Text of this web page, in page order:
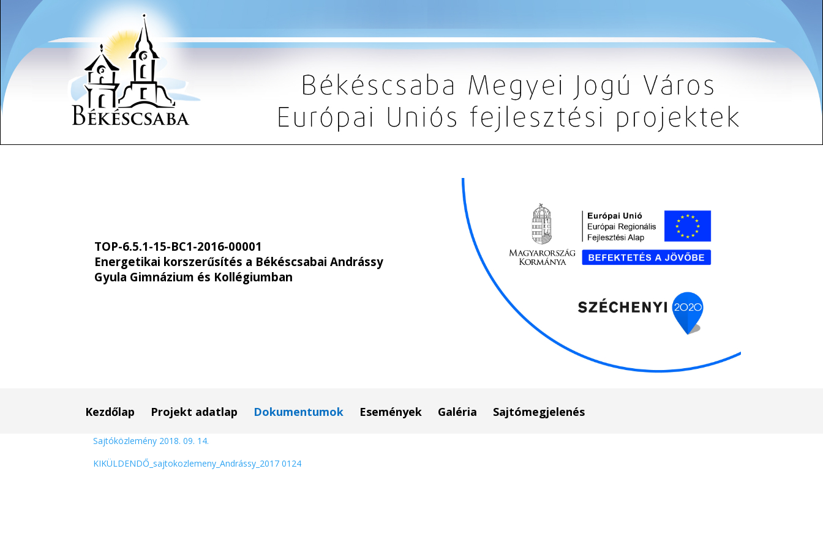
TOP-6.5.1-15-BC1-2016-00001
Energetikai korszerűsítés a Békéscsabai Andrássy
Gyula Gimnázium és Kollégiumban
Kezdőlap Projekt adatlap Dokumentumok Események Galéria Sajtómegjelenés
Sajtóközlemény 2018. 09. 14.
KIKÜLDENDŐ_sajtokozlemeny_Andrássy_2017 0124